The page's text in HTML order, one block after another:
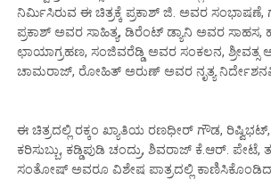
ನಿರ್ಮಿಸಿರುವ ಈ ಚಿತ್ರಕ್ಕೆ ಪ್ರಕಾಶ್ ಜಿ. ಅವರ
ಪ್ರಕಾಶ್ ಅವರ ಸಾಹಿತ್ಯ, ಡಿರೆಂಟ್ ಡ್ಯಾನಿ ಅವರ
ಛಾಯಾಗ್ರಹಣ, ಸಂಜಿವರೆಡ್ಡಿ ಅವರ ಸಂಕಲನ, ಶ್ರೀವತ್ಸ
ಚಾಮರಾಜ್, ರೋಹಿತ್ ಅರುಣ್ ಅವರ ನೃತ್ಯ
ಈ ಚಿತ್ರದಲ್ಲಿ ರಕ್ಕಂ ಖ್ಯಾತಿಯ ರಣಧೀರ್ ಗೌಡ,
ಕರಿಸುಬ್ಬು, ಕಡ್ಡಿಪುಡಿ ಚಂದ್ರು, ಶಿವರಾಜ್ ಕೆ.ಆರ್.
ಸಂತೋಷ್ ಅವರೂ ವಿಶೇಷ ಪಾತ್ರದಲ್ಲಿ